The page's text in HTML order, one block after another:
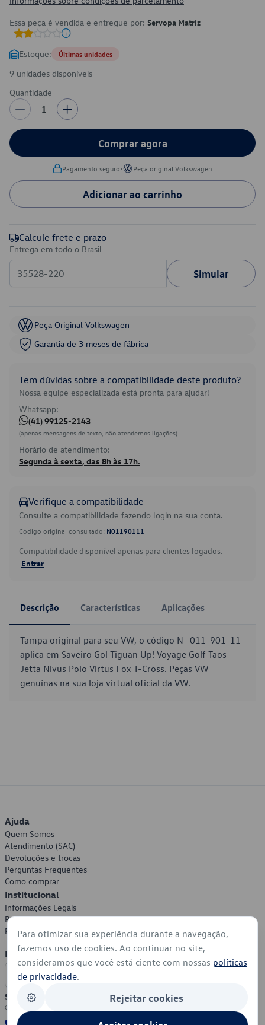
Essa peça é vendida e entregue por: Servopa Matriz
Estoque: Últimas unidades
9 unidades disponíveis
Quantidade
1
Comprar agora
Pagamento seguro• Peça original Volkswagen
Adicionar ao carrinho
Calcule frete e prazo
Entrega em todo o Brasil
Simular
Peça Original Volkswagen
Garantia de 3 meses de fábrica
Tem dúvidas sobre a compatibilidade deste produto?
Nossa equipe especializada está pronta para ajudar!
Whatsapp:
(41) 99125-2143
(apenas mensagens de texto, não atendemos ligações)
Horário de atendimento:
Segunda à sexta, das 8h às 17h.
Verifique a compatibilidade
Consulte a compatibilidade fazendo login na sua conta.
Código original consultado: N01190111
Compatibilidade disponível apenas para clientes logados.
Entrar
Descrição Características Aplicações
Tampa original para seu VW, o código N -011-901-11
aplica em Saveiro Gol Tiguan Up! Voyage Golf Taos
Jetta Nivus Polo Virtus Fox T-Cross. Peças VW
genuínas na sua loja virtual oficial da VW.
Ajuda
Quem Somos
Atendimento (SAC)
Devoluções e trocas
Perguntas Frequentes
Como comprar
Institucional
Informações Legais
Política de Privacidade
Política de Cookies
Formas de Pagamento
Segurança
Para otimizar sua experiência durante a navegação,
fazemos uso de cookies. Ao continuar no site,
consideramos que você está ciente com nossas políticas
de privacidade.
Rejeitar cookies